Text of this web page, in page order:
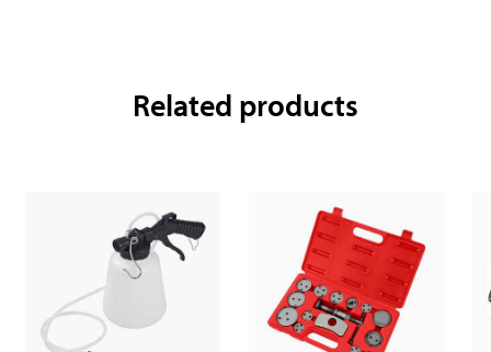
Related products